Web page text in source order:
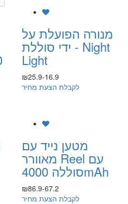
מנורה הפועלת על
ידי סוללת - Night
Light
₪25.9-16.9
לקבלת הצעת מחיר
מטען נייד עם
מאוורר Reel עם
סוללה 4000mAh
₪86.9-67.2
לקבלת הצעת מחיר